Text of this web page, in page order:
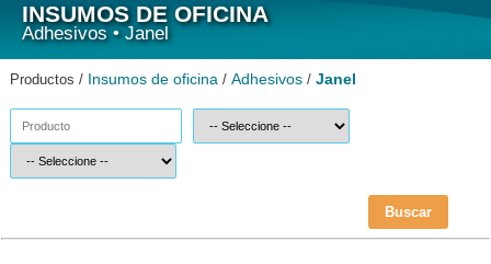
INSUMOS DE OFICINA
Adhesivos • Janel
Productos / Insumos de oficina / Adhesivos / Janel
Buscar